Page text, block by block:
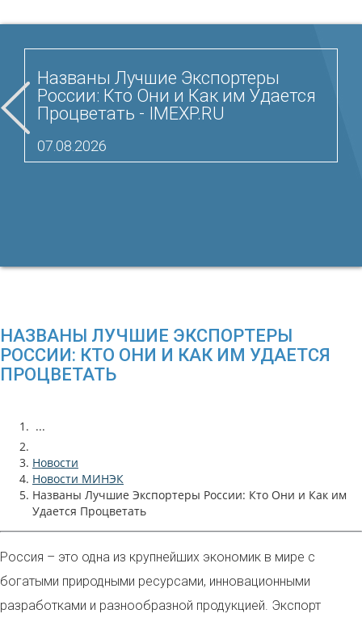
Названы Лучшие Экспортеры
России: Кто Они и Как им Удается
Процветать - IMEXP.RU
07.08.2026
НАЗВАНЫ ЛУЧШИЕ ЭКСПОРТЕРЫ
РОССИИ: КТО ОНИ И КАК ИМ УДАЕТСЯ
ПРОЦВЕТАТЬ
...
Новости
Новости МИНЭК
Названы Лучшие Экспортеры России: Кто Они и Как им
Удается Процветать
Россия – это одна из крупнейших экономик в мире с
богатыми природными ресурсами, инновационными
разработками и разнообразной продукцией. Экспорт